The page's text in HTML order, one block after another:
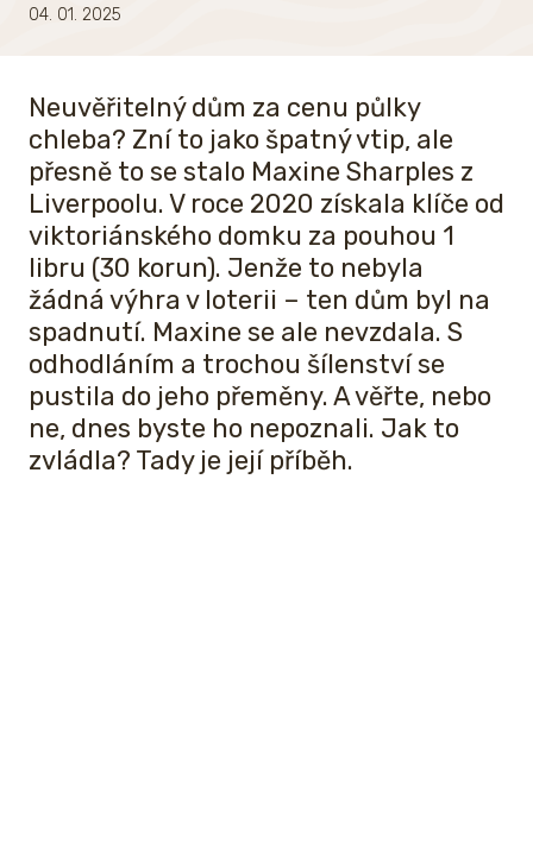
04. 01. 2025
Neuvěřitelný dům za cenu půlky
chleba? Zní to jako špatný vtip, ale
přesně to se stalo Maxine Sharples z
Liverpoolu. V roce 2020 získala klíče od
viktoriánského domku za pouhou 1
libru (30 korun). Jenže to nebyla
žádná výhra v loterii – ten dům byl na
spadnutí. Maxine se ale nevzdala. S
odhodláním a trochou šílenství se
pustila do jeho přeměny. A věřte, nebo
ne, dnes byste ho nepoznali. Jak to
zvládla? Tady je její příběh.